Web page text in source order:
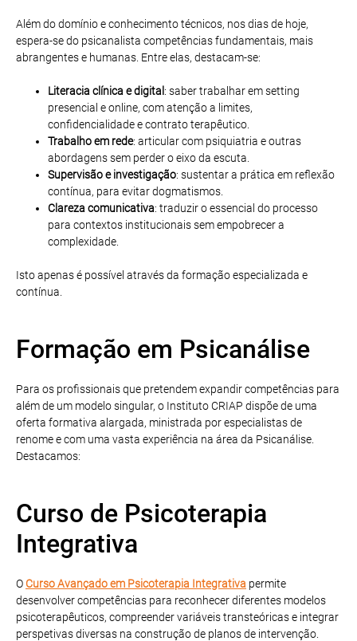
Além do domínio e conhecimento técnicos, nos dias de hoje,
espera-se do psicanalista competências fundamentais, mais
abrangentes e humanas. Entre elas, destacam-se:
Literacia clínica e digital : saber trabalhar em setting
presencial e online, com atenção a limites,
confidencialidade e contrato terapêutico.
Trabalho em rede: articular com psiquiatria e outras
abordagens sem perder o eixo da escuta.
Supervisão e investigação: sustentar a prática em reflexão
contínua, para evitar dogmatismos.
Clareza comunicativa: traduzir o essencial do processo
para contextos institucionais sem empobrecer a
complexidade.
Isto apenas é possível através da formação especializada e
contínua.
Formação em Psicanálise
Para os profissionais que pretendem expandir competências para
além de um modelo singular, o Instituto CRIAP dispõe de uma
oferta formativa alargada, ministrada por especialistas de
renome e com uma vasta experiência na área da Psicanálise.
Destacamos:
Curso de Psicoterapia
Integrativa
OCurso Avançado em Psicoterapia Integrativa permite
desenvolver competências para reconhecer diferentes modelos
psicoterapêuticos, compreender variáveis transteóricas e integrar
perspetivas diversas na construção de planos de intervenção.